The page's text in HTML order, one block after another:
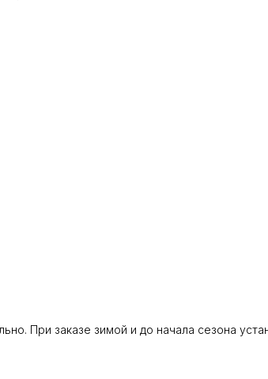
При заказе зимой и до начала сезона